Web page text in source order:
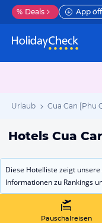
% Deals App
Urlaub Cua Can [Phu
Hotels Cua
Diese Hotelliste zeigt
Informationen zu Rankings
Pauschalreisen